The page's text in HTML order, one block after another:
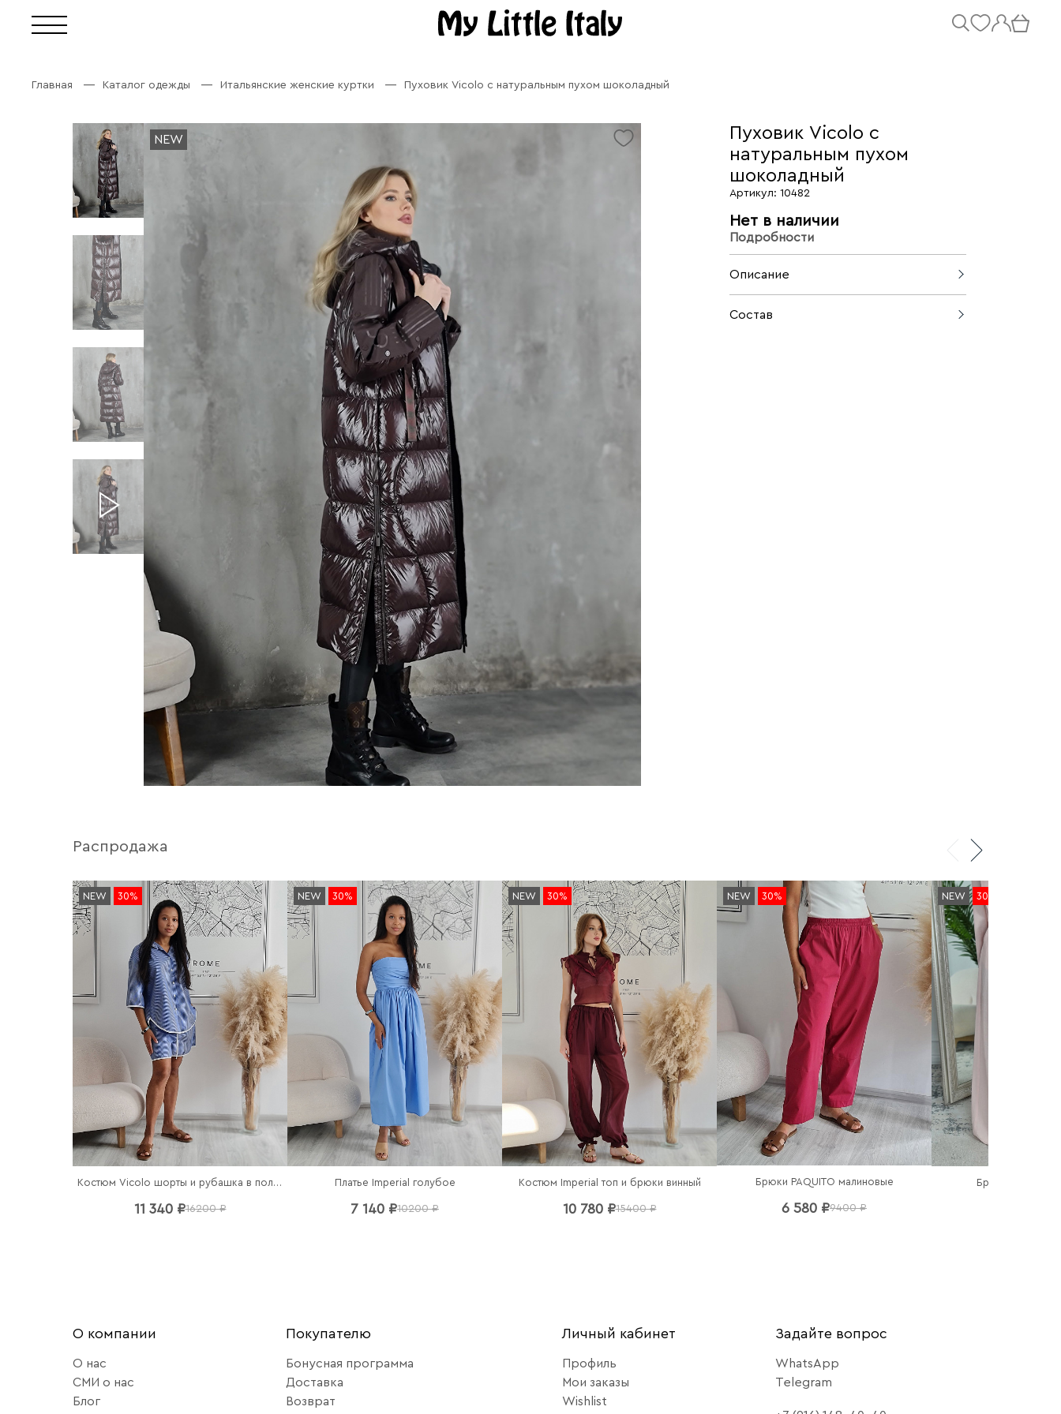
Главная Каталог одежды Итальянские женские куртки Пуховик Vicolo с натуральным пухом шоколадный
NEW
Пуховик Vicolo с
натуральным пухом
шоколадный
Артикул: 10482
Нет в наличии
Подробности
Описание
Пуховик Vicolo — это лёгкая,
Состав
Распродажа
NEW 30%
Костюм Vicolo шорты и рубашка в полоску
11 340 ₽16200 ₽
NEW 30%
Платье Imperial голубое
7 140 ₽10200 ₽
NEW 30%
Костюм Imperial топ и брюки винный
10 780 ₽15400 ₽
NEW 30%
Брюки PAQUITO малиновые
6 580 ₽9400 ₽
NEW 30%
Брюки Imperial
О компании
О нас
СМИ о нас
Блог
Покупателю
Бонусная программа
Доставка
Возврат
Личный кабинет
Профиль
Мои заказы
Wishlist
Задайте вопрос
WhatsApp
Telegram